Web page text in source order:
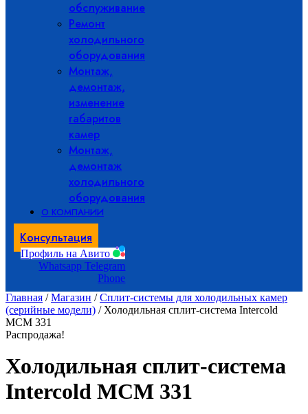
обслуживание
Ремонт
холодильного
оборудования
Монтаж,
демонтаж,
изменение
габаритов
камер
Монтаж,
демонтаж
холодильного
оборудования
О КОМПАНИИ
Консультация
Профиль на Авито
Whatsapp Telegram
Phone
Главная /Магазин /Сплит-системы для холодильных камер
(серийные модели) / Холодильная сплит-система Intercold
МСМ 331
Распродажа!
Холодильная сплит-система
Intercold МСМ 331